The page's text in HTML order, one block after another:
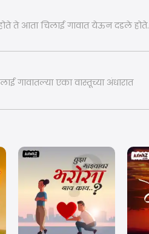
ते आता चिलाई गावात येऊन दडले होते.
गावातल्या एका वास्तूच्या अंधारात